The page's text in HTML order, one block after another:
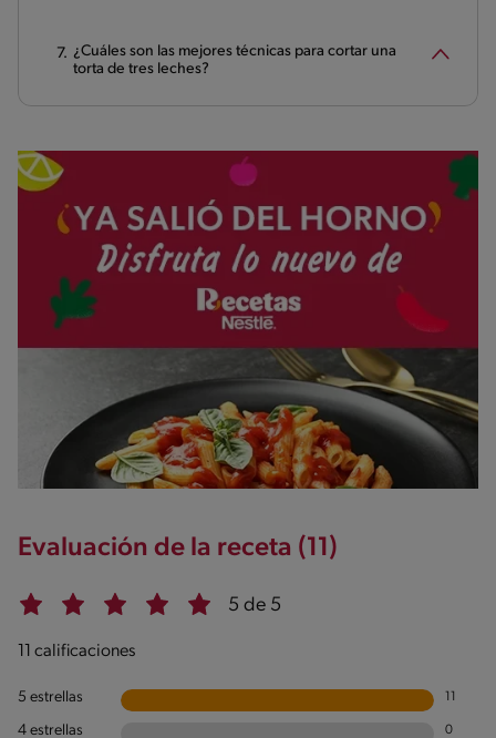
¿Cuáles son las mejores técnicas para cortar una
torta de tres leches?
Evaluación de la receta (11)
5 de 5
11 calificaciones
5 estrellas
4 estrellas 0